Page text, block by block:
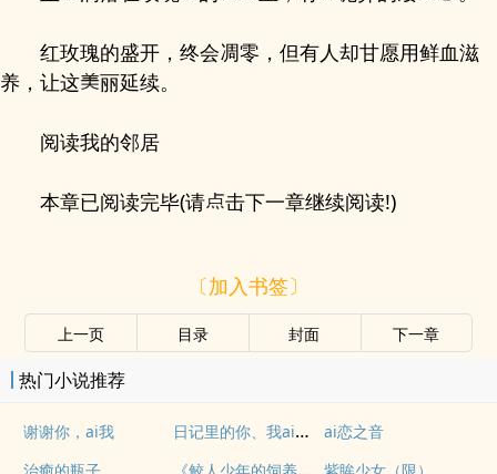
红玫瑰的盛开，终会凋零，但有人却甘愿用鲜血滋
养，让这
丽延续。
阅读我的邻居
本章已阅读完毕(请 击下一章继续阅读!)
〔加入书签〕
上一页 目录 封面 下一章
热门小说推荐
谢谢你，ai我 日记里的你、我ai你。
ai恋之音